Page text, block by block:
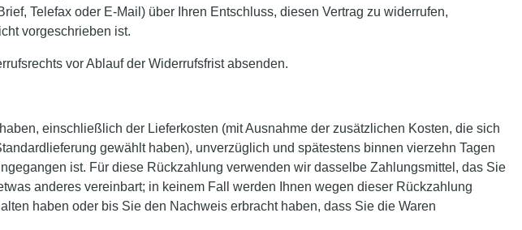
Telefax oder E-Mail) über Ihren Entschluss, diesen Vertrag zu widerrufen,
vorgeschrieben ist.
vor Ablauf der Widerrufsfrist absenden.
einschließlich der Lieferkosten (mit Ausnahme der zusätzlichen Kosten, die sich
gewählt haben), unverzüglich und spätestens binnen vierzehn Tagen
ist. Für diese Rückzahlung verwenden wir dasselbe Zahlungsmittel, das Sie
anderes vereinbart; in keinem Fall werden Ihnen wegen dieser Rückzahlung
haben oder bis Sie den Nachweis erbracht haben, dass Sie die Waren